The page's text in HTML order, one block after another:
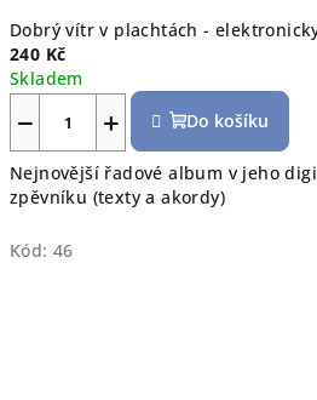
Dobrý vítr v plachtách -
240 Kč
Skladem
+
− Do košíku
Nejnovější řadové album v jeho
zpěvníku (texty a akordy)
Kód: 46